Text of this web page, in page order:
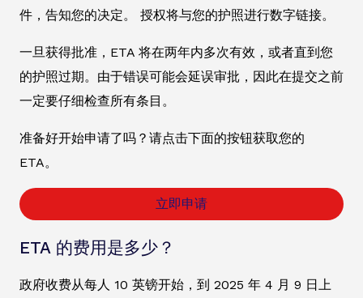
件，告知您的决定。 授权将与您的护照进行数字链接。
一旦获得批准，ETA 将在两年内多次有效，或者直到您
的护照过期。由于错误可能会延误审批，因此在提交之前
一定要仔细检查所有条目。
准备好开始申请了吗？请点击下面的按钮获取您的
ETA。
立即申请
ETA 的费用是多少？
政府收费从每人 10 英镑开始，到 2025 年 4 月 9 日上